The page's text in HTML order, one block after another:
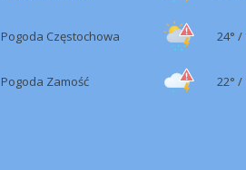
Pogoda Częstochowa 24° /
Pogoda Zamość 22° /